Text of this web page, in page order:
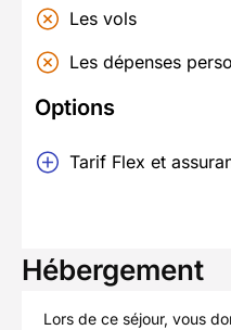
Les vols
Les dépenses
Options
Tarif Flex et
Hébergement
Lors de ce séjour, vous